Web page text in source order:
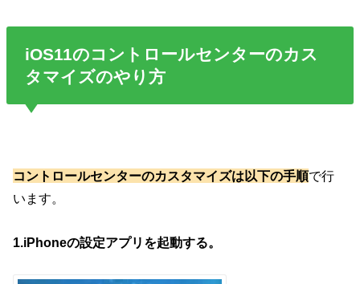
iOS11のコントロールセンターのカス
タマイズのやり方
コントロールセンターのカスタマイズは以下の手順で行
います。
1.iPhoneの設定アプリを起動する。